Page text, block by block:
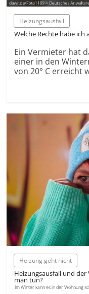
Heizungsausfall
Welche Rechte habe ich
Ein Vermieter hat
einer in den
von 20° C erreicht
Heizung geht nicht
Heizungsausfall und
man tun?
Im Winter kann es in der Wohnung